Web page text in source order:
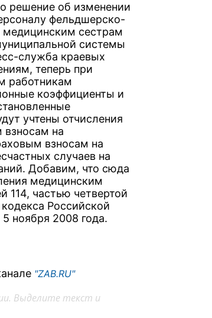
решение об изменении
фельдшерско-
сестрам
системы
служба краевых
теперь при
работникам
коэффициенты и
учтены отчисления
взносам на
взносам на
случаев на
Добавим, что сюда
медицинским
114, частью четвертой
кодекса Российской
ноября 2008 года.
"ZAB.RU"
Выделите текст и